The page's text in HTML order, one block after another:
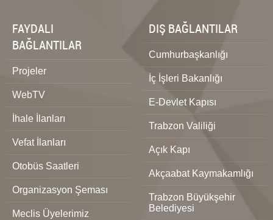
FAYDALI
BAĞLANTILAR
Projeler
WebTV
İhale İlanları
Vefat İlanları
Otobüs Saatleri
Organizasyon Şeması
Meclis Üyelerimiz
DIŞ BAĞLANTILAR
Cumhurbaşkanlığı
İç İşleri Bakanlığı
E-Devlet Kapısı
Trabzon Valiliği
Açık Kapı
Akçaabat Kaymakamlığı
Trabzon Büyükşehir
Belediyesi